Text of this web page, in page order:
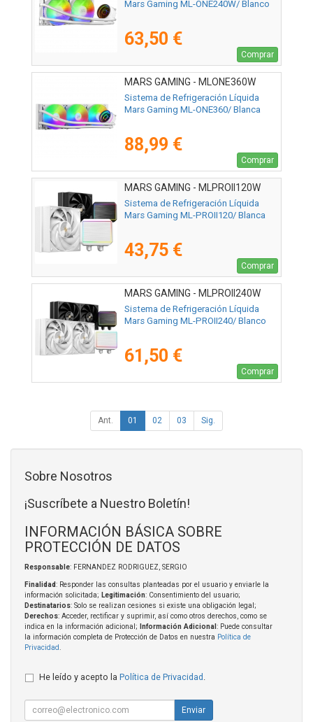
Mars Gaming ML-ONE240W/ Blanco
63,50 €
Comprar
MARS GAMING - MLONE360W
Sistema de Refrigeración Líquida
Mars Gaming ML-ONE360/ Blanca
88,99 €
Comprar
MARS GAMING - MLPROII120W
Sistema de Refrigeración Líquida
Mars Gaming ML-PROII120/ Blanca
43,75 €
Comprar
MARS GAMING - MLPROII240W
Sistema de Refrigeración Líquida
Mars Gaming ML-PROII240/ Blanco
61,50 €
Comprar
Ant. 01 02 03 Sig.
Sobre Nosotros
¡Suscríbete a Nuestro Boletín!
INFORMACIÓN BÁSICA SOBRE
PROTECCIÓN DE DATOS
Responsable: FERNANDEZ RODRIGUEZ, SERGIO
Finalidad: Responder las consultas planteadas por el usuario y enviarle la
información solicitada; Legitimación: Consentimiento del usuario;
Destinatarios: Solo se realizan cesiones si existe una obligación legal;
Derechos: Acceder, rectificar y suprimir, así como otros derechos, como se
indica en la información adicional;
Información Adicional : Puede consultar
la información completa de Protección de Datos en nuestra Política de
Privacidad
He leído y acepto la Política de Privacidad
Enviar